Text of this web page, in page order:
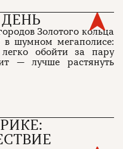
Золотого кольца
в шумном мегаполисе:
обойти за пару
— лучше растянуть